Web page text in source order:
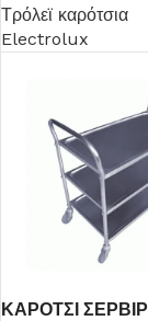
Τρόλεϊ καρότσια
Electrolux
ΚΑΡΟΤΣΙ